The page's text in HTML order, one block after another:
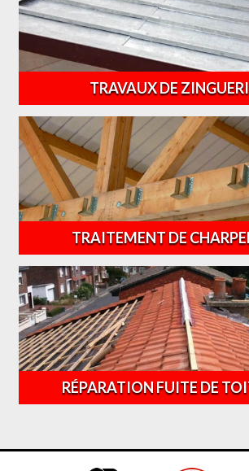
TRAVAUX DE
TRAITEMENT DE
RÉPARATION FUITE DE